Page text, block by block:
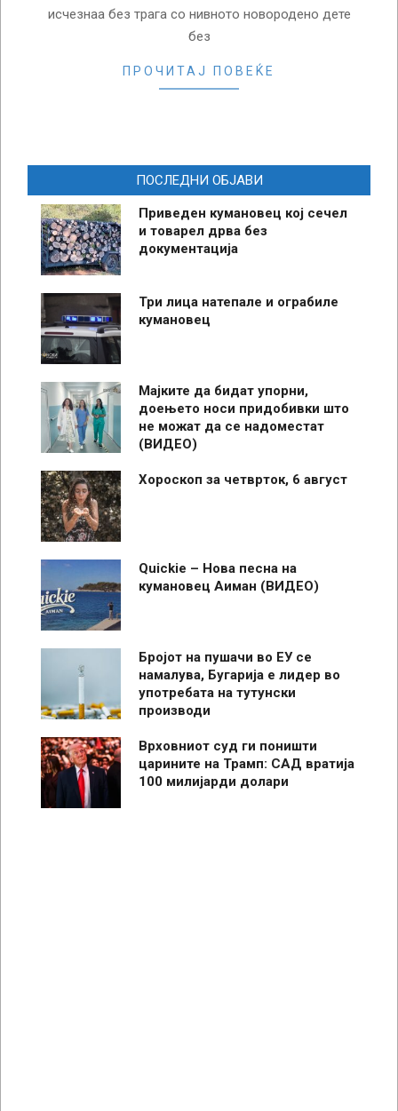
исчезнаа без трага со нивното новородено дете
без
ПРОЧИТАЈ ПОВЕЌЕ
ПОСЛЕДНИ ОБЈАВИ
Приведен кумановец кој сечел
и товарел дрва без
документација
Три лица натепале и ограбиле
кумановец
Мајките да бидат упорни,
доењето носи придобивки што
не можат да се надоместат
(ВИДЕО)
Хороскоп за четврток, 6 август
Quickie – Нова песна на
кумановец Аиман (ВИДЕО)
Бројот на пушачи во ЕУ се
намалува, Бугарија е лидер во
употребата на тутунски
производи
Врховниот суд ги поништи
царините на Трамп: САД вратија
100 милијарди долари